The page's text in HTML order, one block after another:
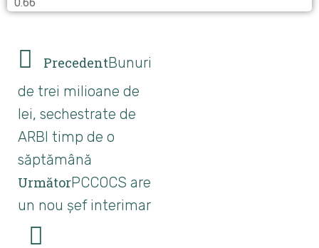
PrecedentBunuri
de trei milioane de
lei, sechestrate de
ARBI timp de o
săptămână
UrmătorPCCOCS are
un nou șef interimar